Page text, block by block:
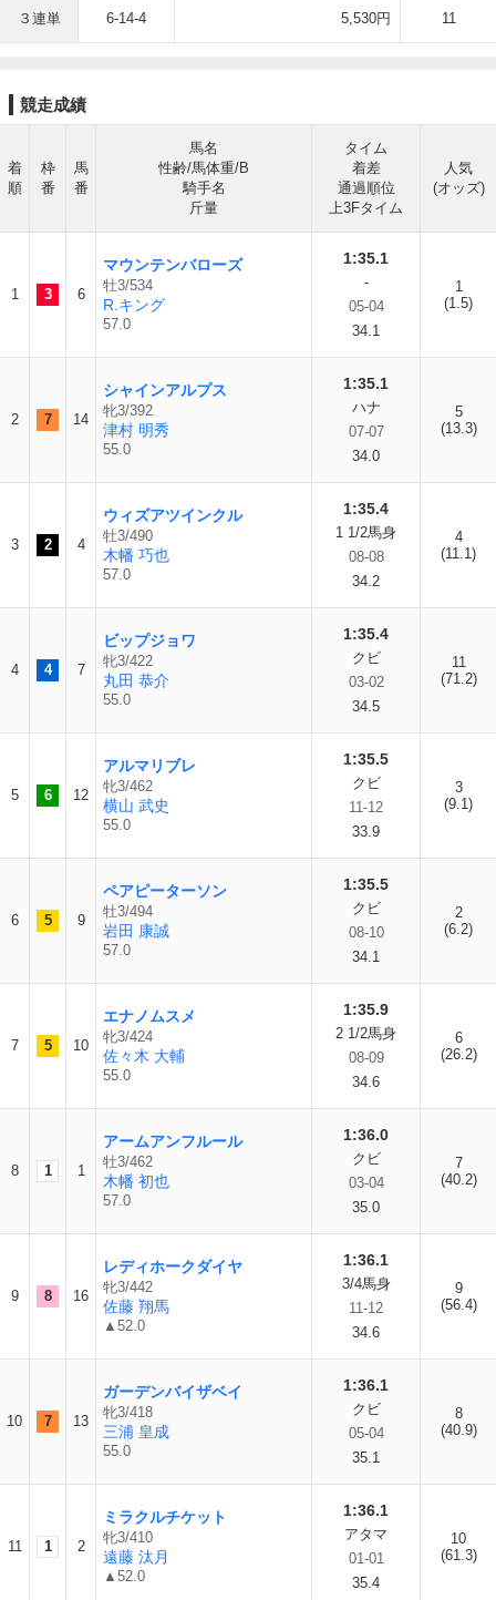
３連単 6-14-4 5,530円 11
競走成績
着
順
枠
番
馬
番
馬名
性齢/馬体重/B
騎手名
斤量
タイム
着差
通過順位
上3Fタイム
人気
(オッズ)
1 3 6
マウンテンバローズ
牡3/534
R.キング
57.0
1:35.1
-
05-04
34.1
1
(1.5)
2 7 14
シャインアルプス
牝3/392
津村 明秀
55.0
1:35.1
ハナ
07-07
34.0
5
(13.3)
3 2 4
ウィズアツインクル
牡3/490
木幡 巧也
57.0
1:35.4
1 1/2馬身
08-08
34.2
4
(11.1)
4 4 7
ビップジョワ
牝3/422
丸田 恭介
55.0
1:35.4
クビ
03-02
34.5
11
(71.2)
5 6 12
アルマリブレ
牝3/462
横山 武史
55.0
1:35.5
クビ
11-12
33.9
3
(9.1)
6 5 9
ペアピーターソン
牡3/494
岩田 康誠
57.0
1:35.5
クビ
08-10
34.1
2
(6.2)
7 5 10
エナノムスメ
牝3/424
佐々木 大輔
55.0
1:35.9
2 1/2馬身
08-09
34.6
6
(26.2)
8 1 1
アームアンフルール
牡3/462
木幡 初也
57.0
1:36.0
クビ
03-04
35.0
7
(40.2)
9 8 16
レディホークダイヤ
牝3/442
佐藤 翔馬
▲52.0
1:36.1
3/4馬身
11-12
34.6
9
(56.4)
10 7 13
ガーデンバイザベイ
牝3/418
三浦 皇成
55.0
1:36.1
クビ
05-04
35.1
8
(40.9)
11 1 2
ミラクルチケット
牝3/410
遠藤 汰月
▲52.0
1:36.1
アタマ
01-01
35.4
10
(61.3)